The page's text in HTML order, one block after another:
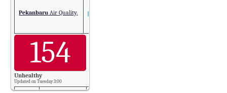
Pekanbaru Air Quality.
154
Unhealthy
Updated on Tuesday 3:00